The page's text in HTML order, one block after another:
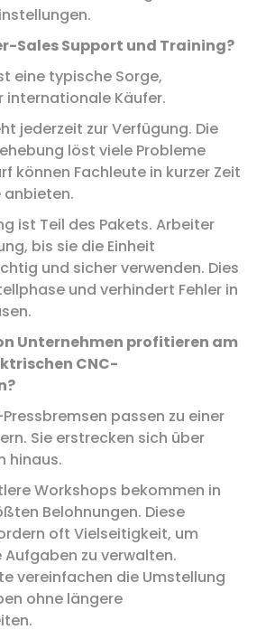
Sales Support und Training?
eine typische Sorge,
internationale Käufer.
jederzeit zur Verfügung. Die
löst viele Probleme
können Fachleute in kurzer Zeit
anbieten.
ist Teil des Pakets. Arbeiter
bis sie die Einheit
und sicher verwenden. Dies
und verhindert Fehler in
Unternehmen profitieren am
CNC-
passen zu einer
Sie erstrecken sich über
hinaus.
Workshops bekommen in
Belohnungen. Diese
oft Vielseitigkeit, um
zu verwalten.
vereinfachen die Umstellung
ohne längere